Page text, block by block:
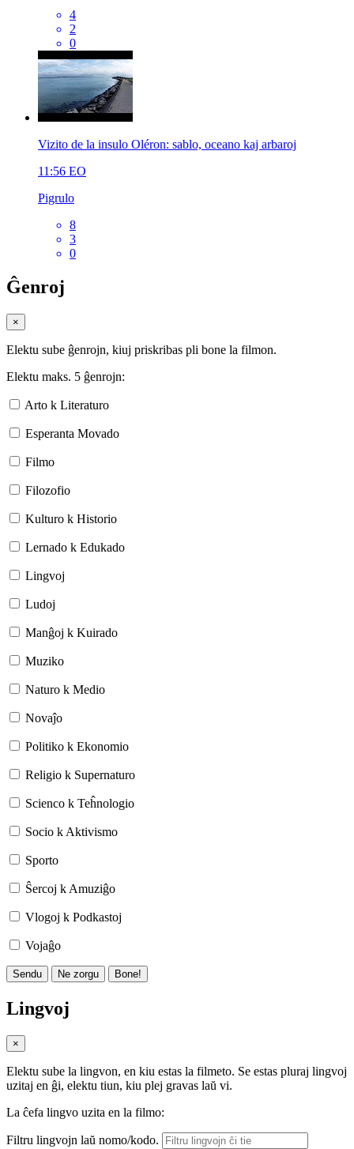
4
2
0
Vizito de la insulo Oléron: sablo, oceano kaj arbaroj
11:56 EO
Pigrulo
8
3
0
Ĝenroj
×
Elektu sube ĝenrojn, kiuj priskribas pli bone la filmon.
Elektu maks. 5 ĝenrojn:
Arto k Literaturo
Esperanta Movado
Filmo
Filozofio
Kulturo k Historio
Lernado k Edukado
Lingvoj
Ludoj
Manĝoj k Kuirado
Muziko
Naturo k Medio
Novaĵo
Politiko k Ekonomio
Religio k Supernaturo
Scienco k Teĥnologio
Socio k Aktivismo
Sporto
Ŝercoj k Amuziĝo
Vlogoj k Podkastoj
Vojaĝo
Sendu Ne zorgu Bone!
Lingvoj
×
Elektu sube la lingvon, en kiu estas la filmeto. Se estas pluraj lingvoj
uzitaj en ĝi, elektu tiun, kiu plej gravas laŭ vi.
La ĉefa lingvo uzita en la filmo:
Filtru lingvojn laŭ nomo/kodo.